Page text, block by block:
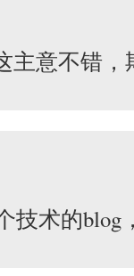
主意不错，
技术的blog